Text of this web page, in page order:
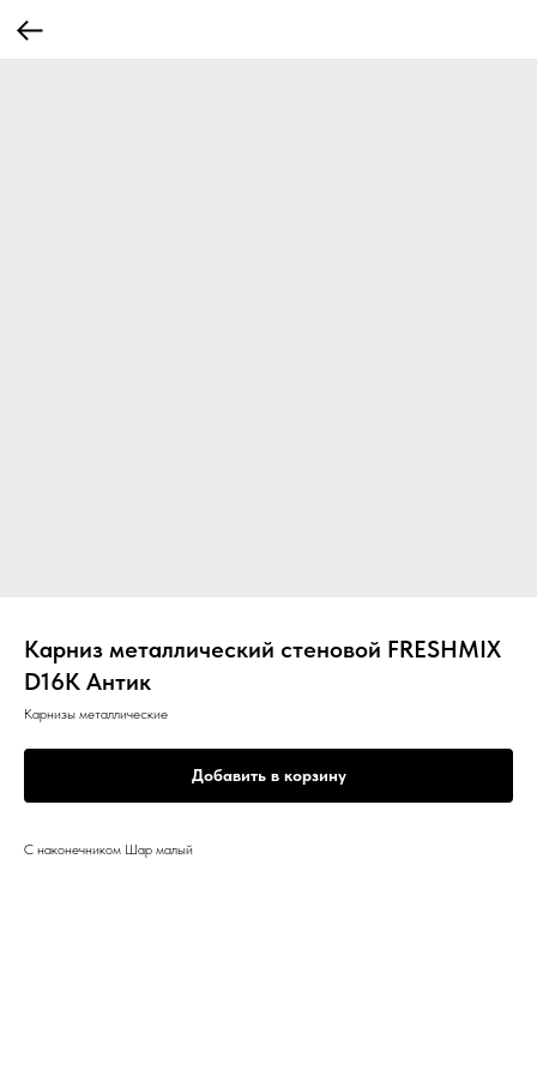
Карниз металлический стеновой FRESHMIX
D16К Антик
Карнизы металлические
Добавить в корзину
С наконечником Шар малый